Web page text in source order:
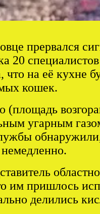
прервался
20
на её кухне
кошек.
(площадь
угарным
им пришлось
делились